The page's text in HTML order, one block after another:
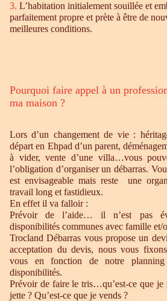
3. L’habitation initialement souillée et
parfaitement propre et prète à être de
meilleures conditions.
Pourquoi faire appel à un
ma maison ?
Lors d’un changement de vie :
départ en Ehpad d’un parent,
à vider, vente d’une villa…vous
l’obligation d’organiser un débarras.
est envisageable mais reste une
travail long et fastidieux.
En effet il va falloir :
Prévoir de l’aide… il n’est pas
disponibilités communes avec famille et/
Trocland Débarras vous propose un
acceptation du devis, nous vous
vous en fonction de notre
disponibilités.
Prévoir de faire le tris…qu’est-ce que je
jette ? Qu’est-ce que je vends ?